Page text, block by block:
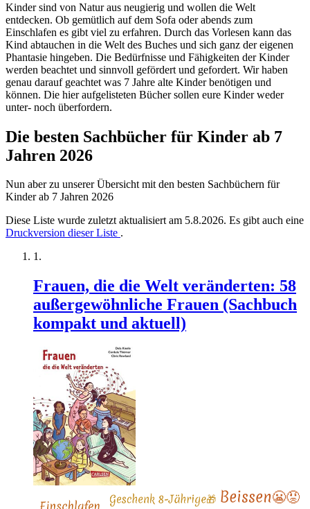
Kinder sind von Natur aus neugierig und wollen die Welt
entdecken. Ob gemütlich auf dem Sofa oder abends zum
Einschlafen es gibt viel zu erfahren. Durch das Vorlesen kann das
Kind abtauchen in die Welt des Buches und sich ganz der eigenen
Phantasie hingeben. Die Bedürfnisse und Fähigkeiten der Kinder
werden beachtet und sinnvoll gefördert und gefordert. Wir haben
genau darauf geachtet was 7 Jahre alte Kinder benötigen und
können. Die hier aufgelisteten Bücher sollen eure Kinder weder
unter- noch überfordern.
Die besten Sachbücher für Kinder ab 7
Jahren 2026
Nun aber zu unserer Übersicht mit den besten Sachbüchern für
Kinder ab 7 Jahren 2026
Diese Liste wurde zuletzt aktualisiert am 5.8.2026. Es gibt auch eine
Druckversion dieser Liste .
Frauen, die die Welt veränderten: 58
außergewöhnliche Frauen (Sachbuch
kompakt und aktuell)